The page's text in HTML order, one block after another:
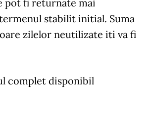
pot fi returnate mai
stabilit initial. Suma
zilelor neutilizate iti va fi
complet disponibil